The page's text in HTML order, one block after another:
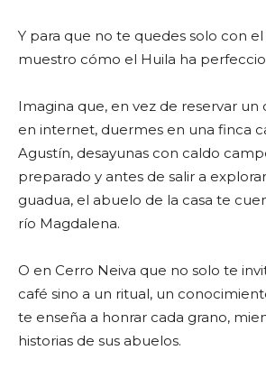
Y para que no te quedes solo con
muestro cómo el Huila ha
Imagina que, en vez de reservar
en internet, duermes en una finca
Agustín, desayunas con caldo
preparado y antes de salir a
guadua, el abuelo de la casa te
río Magdalena.
O en Cerro Neiva que no solo te
café sino a un ritual, un
te enseña a honrar cada grano,
historias de sus abuelos.